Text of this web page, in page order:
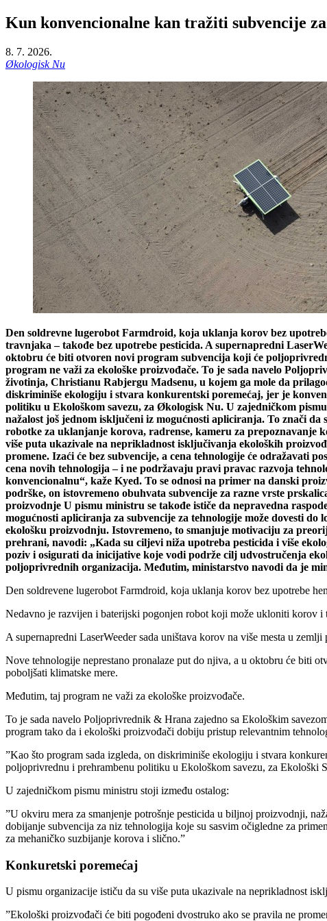
Kun konvencionalne kan tražiti subvencije
8. 7. 2026.
Økologisk Nu
Den soldrevne lugerobot Farmdroid, koja uklanja korov bez
travnjaka – takođe bez upotrebe pesticida. A supernapredni
oktobru će biti otvoren novi program subvencija koji će
program ne važi za ekološke proizvođače. To je sada navelo
životinja, Christianu Rabjergu Madsenu, u kojem ga mole da
diskriminiše ekologiju i stvara konkurentski poremećaj, jer je
politiku u Ekološkom savezu, za Økologisk Nu. U zajedničkom
nažalost još jednom isključeni iz mogućnosti apliciranja. To znači
robotke za uklanjanje korova, radrense, kameru za prepoznavanje
više puta ukazivale na neprikladnost isključivanja ekoloških
promene. Izaći će bez subvencije, a cena tehnologije će odražavati
cena novih tehnologija – i ne podržavaju pravi pravac razvoja
konvencionalnu“, kaže Kyed. To se odnosi na primer na danski
podrške, on istovremeno obuhvata subvencije za razne vrste
proizvodnje U pismu ministru se takođe ističe da nepravedna
mogućnosti apliciranja za subvencije za tehnologije može dovesti
ekološku proizvodnju. Istovremeno, to smanjuje motivaciju za
prehrani, navodi: „Kada su ciljevi niža upotreba pesticida i više
poziv i osigurati da inicijative koje vodi podrže cilj udvostručenja
poljoprivrednih organizacija. Međutim, ministarstvo navodi da je
Den soldrevene lugerobot Farmdroid, koja uklanja korov bez upotrebe
Nedavno je razvijen i baterijski pogonjen robot koji može ukloniti korov i
A supernapredni LaserWeeder sada uništava korov na više mesta u zemlji
Nove tehnologije neprestano pronalaze put do njiva, a u oktobru će biti
poboljšati klimatske mere.
Međutim, taj program ne važi za ekološke proizvođače.
To je sada navelo Poljoprivrednik & Hrana zajedno sa Ekološkim
program tako da i ekološki proizvođači dobiju pristup relevantnim
”Kao što program sada izgleda, on diskriminiše ekologiju i stvara
poljoprivrednu i prehrambenu politiku u Ekološkom savezu, za Ekološki
U zajedničkom pismu ministru stoji između ostalog:
”U okviru mera za smanjenje potrošnje pesticida u biljnoj proizvodnji,
dobijanje subvencija za niz tehnologija koje su sasvim očigledne za
za mehaničko suzbijanje korova i slično.”
Konkuretski poremećaj
U pismu organizacije ističu da su više puta ukazivale na neprikladnost
”Ekološki proizvođači će biti pogođeni dvostruko ako se pravila ne